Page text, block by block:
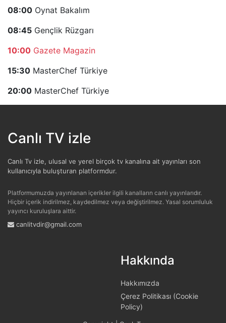
2024 şampiyonu Hilmi olacak.
tarihinde gönderilmiştir.
Mavi takımı tutuyorum. Damlacan, Yağmur favorim;
Poyraz, Yasin Yaman.
Hamdibatarafından
Galatasaray benim için çok önemli.
Turgut Samsamatarafından17:40:09 -
24.01.2024tarihinde gönderilmiştir.
tarafından17:57:51 -
Doya doya modayı zevkle izliyordum, yayın
akışınızda görmek çok isterim.
08:00 Oynat Bakalım
08:45 Gençlik Rüzgarı
10:00 Gazete Magazin
15:30 MasterChef Türkiye
20:00 MasterChef Türkiye
Canlı TV izle
Canlı Tv izle, ulusal ve yerel birçok tv kanalına ait yayınları son
kullanıcıyla buluşturan platformdur.
Platformumuzda yayınlanan içerikler ilgili kanalların canlı yayınlarıdır.
Hiçbir içerik indirilmez, kaydedilmez veya değiştirilmez. Yasal sorumluluk
yayıncı kuruluşlara aittir.
canlitvdir@gmail.com
Hakkında
Hakkımızda
Çerez Politikası (Cookie
Policy)